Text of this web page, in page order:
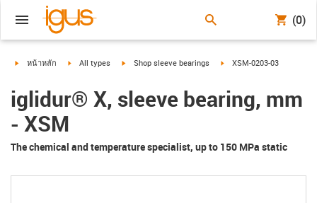
(0)
igus-icon-arrow-right
หน้าหลัก igus-icon-arrow-right
All types igus-icon-arrow-right
Shop sleeve bearings igus-icon-arrow-right
XSM-0203-03
iglidur® X, sleeve bearing, mm
- XSM
The chemical and temperature specialist, up to 150 MPa static